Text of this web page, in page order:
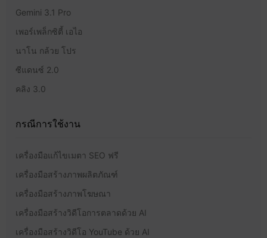
Gemini 3.1 Pro
เพอร์เพล็กซิตี้ เอไอ
นาโน กล้วย โปร
ซีแดนซ์ 2.0
คลิง 3.0
กรณีการใช้งาน
เครื่องมือแก้ไขเมตา SEO ฟรี
เครื่องมือสร้างภาพผลิตภัณฑ์
เครื่องมือสร้างภาพโฆษณา
เครื่องมือสร้างวิดีโอการตลาดด้วย AI
เครื่องมือสร้างวิดีโอ YouTube ด้วย AI